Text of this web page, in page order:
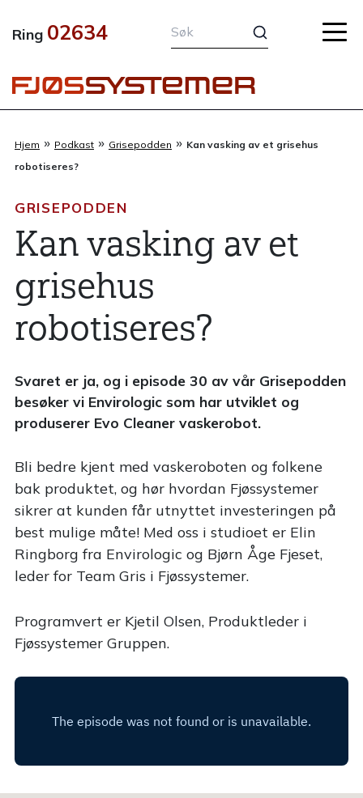
rett
innholdet
Ring 02634
Hjem » Podkast » Grisepodden » Kan vasking av et grisehus
robotiseres?
GRISEPODDEN
Kan vasking av et
grisehus
robotiseres?
Svaret er ja, og i episode 30 av vår Grisepodden
besøker vi Envirologic som har utviklet og
produserer Evo Cleaner vaskerobot.
Bli bedre kjent med vaskeroboten og folkene
bak produktet, og hør hvordan Fjøssystemer
sikrer at kunden får utnyttet investeringen på
best mulige måte! Med oss i studioet er Elin
Ringborg fra Envirologic og Bjørn Åge Fjeset,
leder for Team Gris i Fjøssystemer.
Programvert er Kjetil Olsen, Produktleder i
Fjøssystemer Gruppen.